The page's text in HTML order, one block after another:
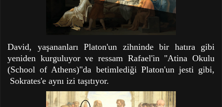
David, yaşananları Platon'un zihninde bir hatıra gibi
yeniden kurguluyor ve ressam Rafael'in "Atina Okulu
(School of Athens)"da betimlediği Platon'un jesti gibi,
Sokrates'e aynı izi taşıtıyor.